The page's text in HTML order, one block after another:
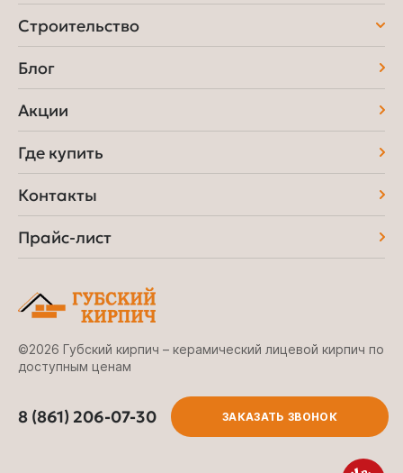
Строительство
Блог
Акции
Где купить
Контакты
Прайс-лист
©2026 Губский кирпич – керамический лицевой кирпич по
доступным ценам
8 (861) 206-07-30 ЗАКАЗАТЬ ЗВОНОК